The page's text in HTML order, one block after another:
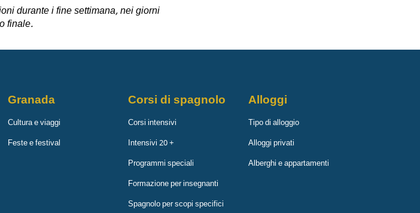
durante i fine settimana, nei giorni
finale.
Granada
Cultura e viaggi
Feste e festival
Corsi di spagnolo
Corsi intensivi
Intensivi 20 +
Programmi speciali
Formazione per insegnanti
Spagnolo per scopi specifici
Alloggi
Tipo di alloggio
Alloggi privati
Alberghi e appartamenti